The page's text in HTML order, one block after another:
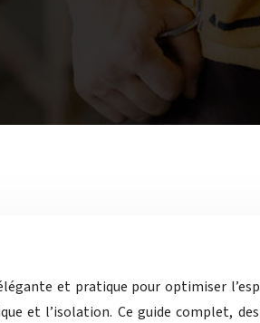
et pratique pour optimiser
et l’isolation. Ce guide complet,